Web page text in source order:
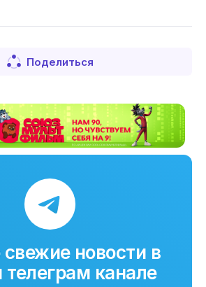
Поделиться
новости в
канале